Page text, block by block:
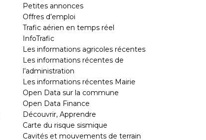
Petites annonces
Offres d’emploi
Trafic aérien en temps réel
InfoTrafic
Les informations agricoles récentes
Les informations récentes de
l’administration
Les informations récentes Mairie
Open Data sur la commune
Open Data Finance
Découvrir, Apprendre
Carte du risque sismique
Cavités et mouvements de terrain